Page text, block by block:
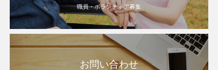
職員・ボランティア募集
お問い合わせ